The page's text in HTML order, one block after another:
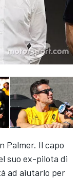
Palmer. Il capo
suo ex-pilota di
ad aiutarlo per